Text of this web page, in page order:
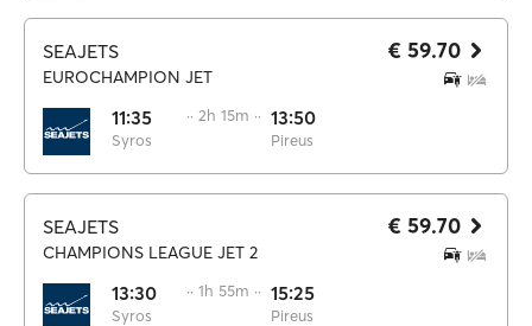
SEAJETS
EUROCHAMPION JET
11:35
Syros
·· 2h 15m ·· 13:50
Pireus
€ 59.70
SEAJETS
CHAMPIONS LEAGUE JET 2
13:30
Syros
·· 1h 55m ·· 15:25
Pireus
€ 59.70